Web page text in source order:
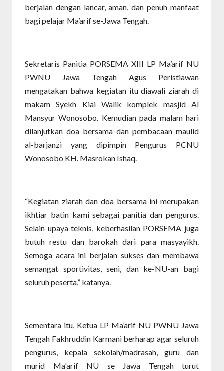
berjalan dengan lancar, aman, dan penuh manfaat
bagi pelajar Ma’arif se-Jawa Tengah.
Sekretaris Panitia PORSEMA XIII LP Ma’arif NU
PWNU Jawa Tengah Agus Peristiawan
mengatakan bahwa kegiatan itu diawali ziarah di
makam Syekh Kiai Walik komplek masjid Al
Mansyur Wonosobo. Kemudian pada malam hari
dilanjutkan doa bersama dan pembacaan maulid
al-barjanzi yang dipimpin Pengurus PCNU
Wonosobo KH. Masrokan Ishaq.
“Kegiatan ziarah dan doa bersama ini merupakan
ikhtiar batin kami sebagai panitia dan pengurus.
Selain upaya teknis, keberhasilan PORSEMA juga
butuh restu dan barokah dari para masyayikh.
Semoga acara ini berjalan sukses dan membawa
semangat sportivitas, seni, dan ke-NU-an bagi
seluruh peserta,” katanya.
Sementara itu, Ketua LP Ma’arif NU PWNU Jawa
Tengah Fakhruddin Karmani berharap agar seluruh
pengurus, kepala sekolah/madrasah, guru dan
murid Ma'arif NU se Jawa Tengah turut